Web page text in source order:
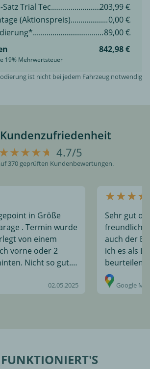
Trial Tec
203,99 €
(Aktionspreis)
0,00 €
89,00 €
842,98 €
19% Mehrwertsteuer
ist nicht bei jedem Fahrzeug notwendig
4.7/5
370 geprüften Kundenbewertungen.
in Größe
. Termin wurde
von einem
vorne oder 2
Nicht so gut.
sowie die ...
02.05.2025
Sehr gut
freundlich.
auch der
ich es als
beurteilen
im
Google